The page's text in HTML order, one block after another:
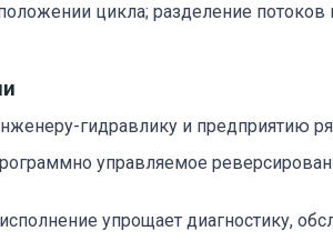
цикла; разделение
гидравлику и предприятию
управляемое
упрощает диагностику,